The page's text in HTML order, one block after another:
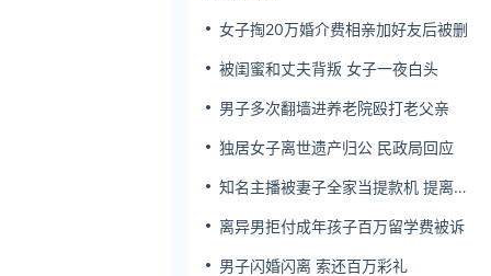
女子掏20万婚介费相亲加好友后被删
被闺蜜和丈夫背叛 女子一夜白头
男子多次翻墙进养老院殴打老父亲
独居女子离世遗产归公 民政局回应
知名主播被妻子全家当提款机 提离婚
离异男拒付成年孩子百万留学费被诉
男子闪婚闪离 索还百万彩礼